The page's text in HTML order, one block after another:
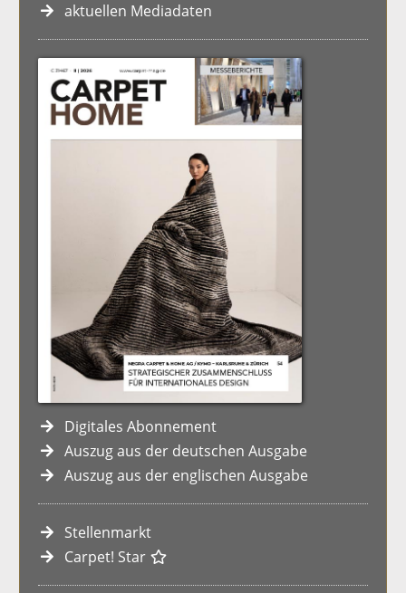
aktuellen Mediadaten
Digitales Abonnement
Auszug aus der deutschen Ausgabe
Auszug aus der englischen Ausgabe
Stellenmarkt
Carpet! Star